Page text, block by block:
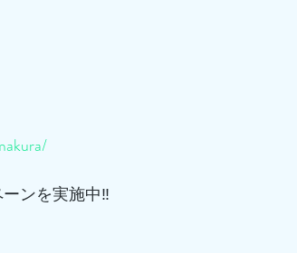
ンを実施中‼️